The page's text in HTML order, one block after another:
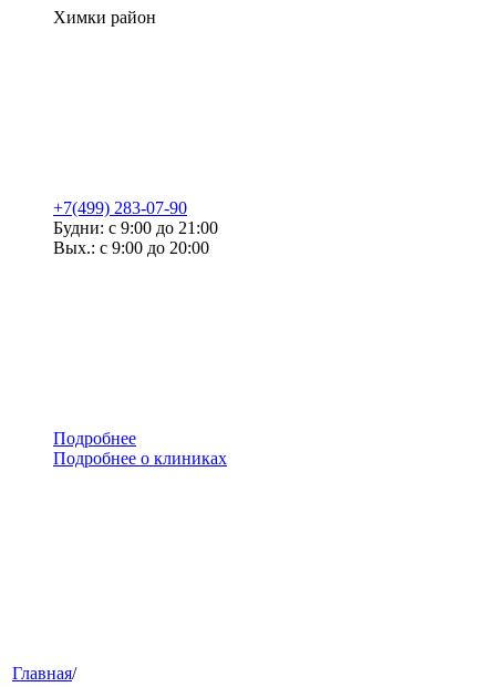
Химки район
+7(499) 283-07-90
Будни: с 9:00 до 21:00
Вых.: с 9:00 до 20:00
Подробнее
Подробнее о клиниках
меню
Главная/